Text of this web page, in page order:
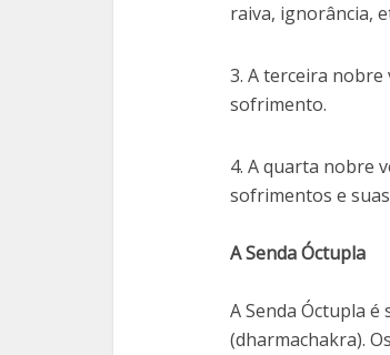
raiva, ignorância,
3. A terceira nobre
sofrimento.
4. A quarta nobre
sofrimentos e
A Senda Óctupla
A Senda Óctupla é
(dharmachakra).